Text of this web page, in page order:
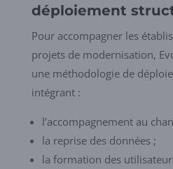
déploiement
Pour accompagner les
projets de modernisation,
une méthodologie de
intégrant :
l’accompagnement au
la reprise des données ;
la formation des